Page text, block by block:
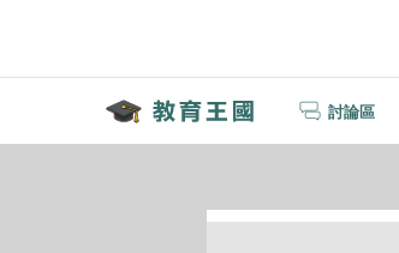
討論區